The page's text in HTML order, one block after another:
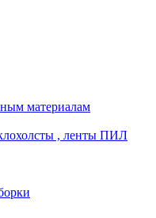
материалам
, ленты ПИЛ